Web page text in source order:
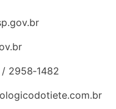
núcleos ele
Núcleo Engenheiro
também conta com
eVila Jacuí
de lazer,